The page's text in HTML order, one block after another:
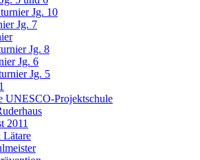
Jg. 10
Jg. 7
Jg. 8
Jg. 6
Jg. 5
UNESCO-Projektschule
2011